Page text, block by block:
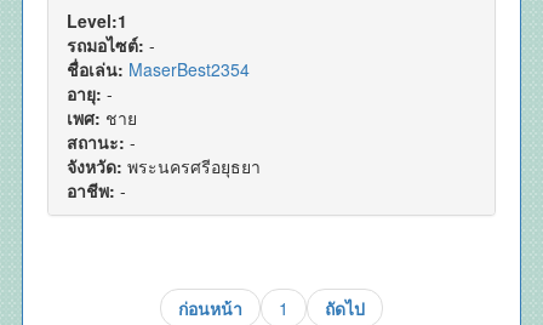
Level:1
รถมอไซต์: -
ชื่อเล่น: MaserBest2354
อายุ: -
เพศ: ชาย
สถานะ: -
จังหวัด: พระนครศรีอยุธยา
อาชีพ: -
ก่อนหน้า 1 ถัดไป